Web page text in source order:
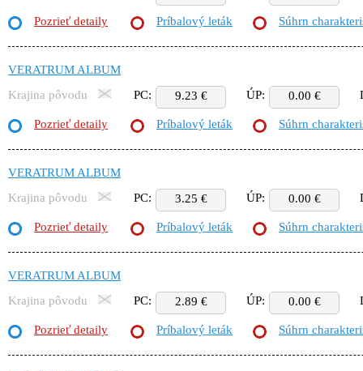
Pozrieť detaily Príbalový leták Súhrn
VERATRUM ALBUM
Krajina pôvodu
PC: 9.23 € ÚP: 0.00 €
Pozrieť detaily Príbalový leták Súhrn
VERATRUM ALBUM
Krajina pôvodu
PC: 3.25 € ÚP: 0.00 €
Pozrieť detaily Príbalový leták Súhrn
VERATRUM ALBUM
Krajina pôvodu
PC: 2.89 € ÚP: 0.00 €
Pozrieť detaily Príbalový leták Súhrn